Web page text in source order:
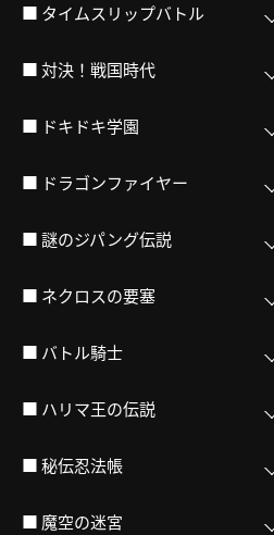
■ タイムスリップバトル
■ 対決！戦国時代
■ ドキドキ学園
■ ドラゴンファイヤー
■ 謎のジパング伝説
■ ネクロスの要塞
■ バトル騎士
■ ハリマ王の伝説
■ 秘伝忍法帳
■ 魔空の迷宮